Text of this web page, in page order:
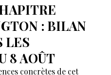
: BILAN
LES
8 AOÛT
concrètes de cet